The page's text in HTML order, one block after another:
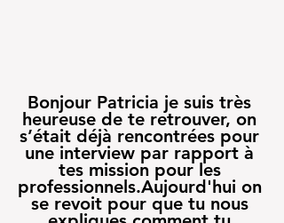
Bonjour Patricia je suis très
heureuse de te retrouver, on
s’était déjà rencontrées pour
une interview par rapport à
tes mission pour les
professionnels.Aujourd'hui on
se revoit pour que tu nous